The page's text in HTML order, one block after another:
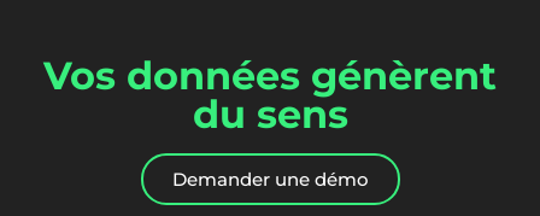
Vos données génèrent
du sens
Demander une démo